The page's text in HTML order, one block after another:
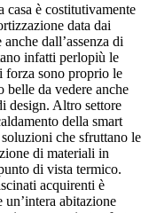
casa è costitutivamente
data dai
dall’assenza di
infatti perlopiù le
forza sono proprio le
belle da vedere anche
design. Altro settore
della smart
che sfruttano le
di materiali in
di vista termico.
acquirenti è
abitazione